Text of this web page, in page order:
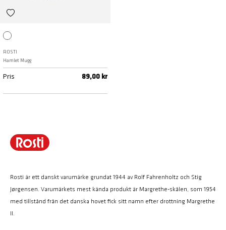
ROSTI
Hamlet Mugg
Pris 89,00 kr
Rosti är ett danskt varumärke grundat 1944 av Rolf Fahrenholtz och Stig
Jørgensen. Varumärkets mest kända produkt är Margrethe-skålen, som 1954
med tillstånd från det danska hovet fick sitt namn efter drottning Margrethe